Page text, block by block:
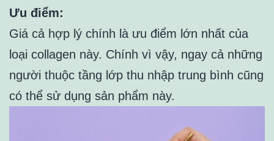
Ưu điểm:
Giá cả hợp lý chính là ưu điểm lớn nhất của
loại collagen này. Chính vì vậy, ngay cả những
người thuộc tầng lớp thu nhập trung bình cũng
có thể sử dụng sản phẩm này.